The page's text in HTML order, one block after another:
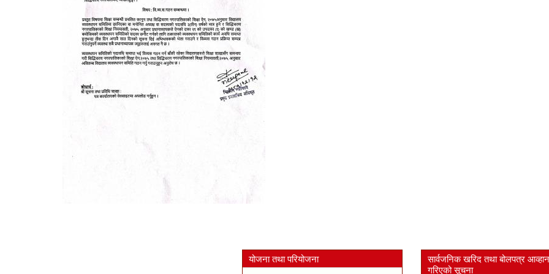
योजना तथा परियोजना
सार्वजनिक खरिद तथा बोलपत्र आव्हान
गरिएको सूचना